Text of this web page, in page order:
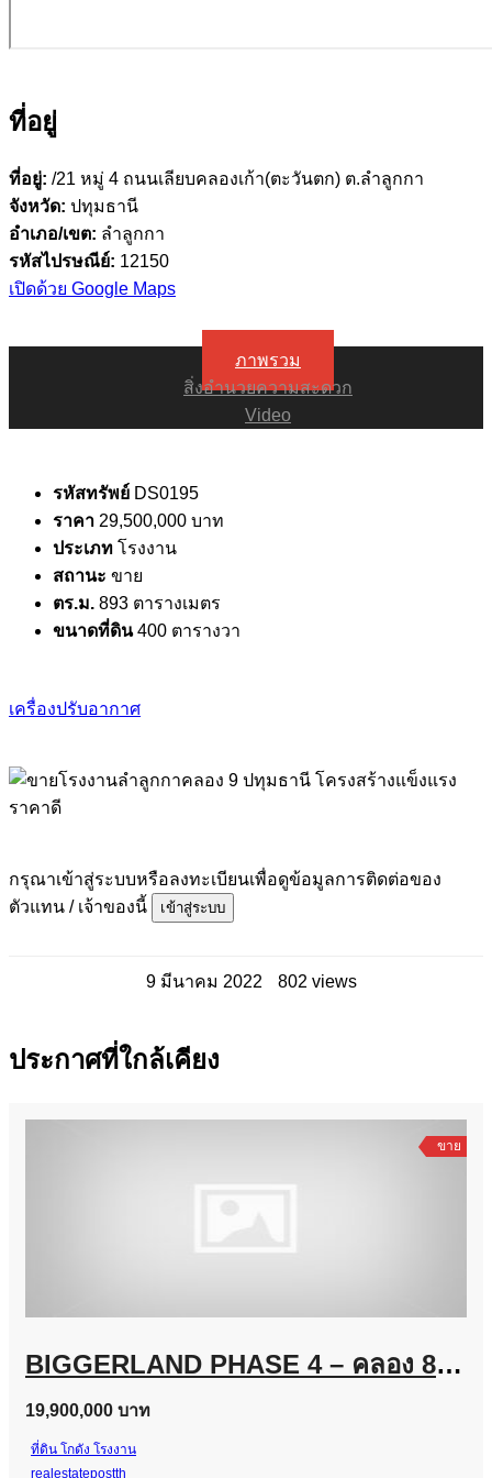
ที่อยู่
ที่อยู่: /21 หมู่ 4 ถนนเลียบคลองเก้า(ตะวันตก) ต.ลำลูกกา
จังหวัด: ปทุมธานี
อำเภอ/เขต: ลำลูกกา
รหัสไปรษณีย์: 12150
เปิดด้วย Google Maps
ภาพรวม
สิ่งอำนวยความสะดวก
Video
รหัสทรัพย์ DS0195
ราคา 29,500,000 บาท
ประเภท โรงงาน
สถานะ ขาย
ตร.ม. 893 ตารางเมตร
ขนาดที่ดิน 400 ตารางวา
เครื่องปรับอากาศ
กรุณาเข้าสู่ระบบหรือลงทะเบียนเพื่อดูข้อมูลการติดต่อของ
ตัวแทน / เจ้าของนี้
เข้าสู่ระบบ
9 มีนาคม 2022 802 views
ประกาศที่ใกล้เคียง
ขาย
BIGGERLAND PHASE 4 – คลอง 8 โรงงานพร้อมออฟฟิศมาตรฐานอุตสาหกรรม บนทำเลสีม่วงเข้ม! โทร. 099-261-2555
19,900,000 บาท
ที่ดิน โกดัง โรงงาน
realestatepostth